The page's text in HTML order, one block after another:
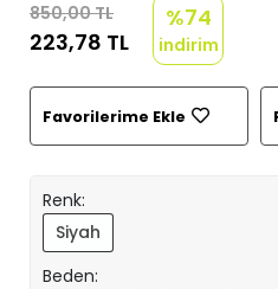
850,00 TL
223,78 TL
%74
indirim
Favorilerime Ekle
Renk:
Siyah
Beden: